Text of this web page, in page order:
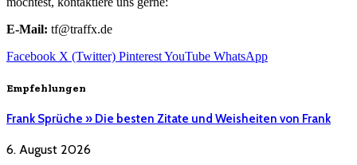
E-Mail: tf@traffx.de
Facebook X (Twitter) PinterestYouTube WhatsApp
Empfehlungen
Frank Sprüche » Die besten Zitate und Weisheiten von Frank
6. August 2026